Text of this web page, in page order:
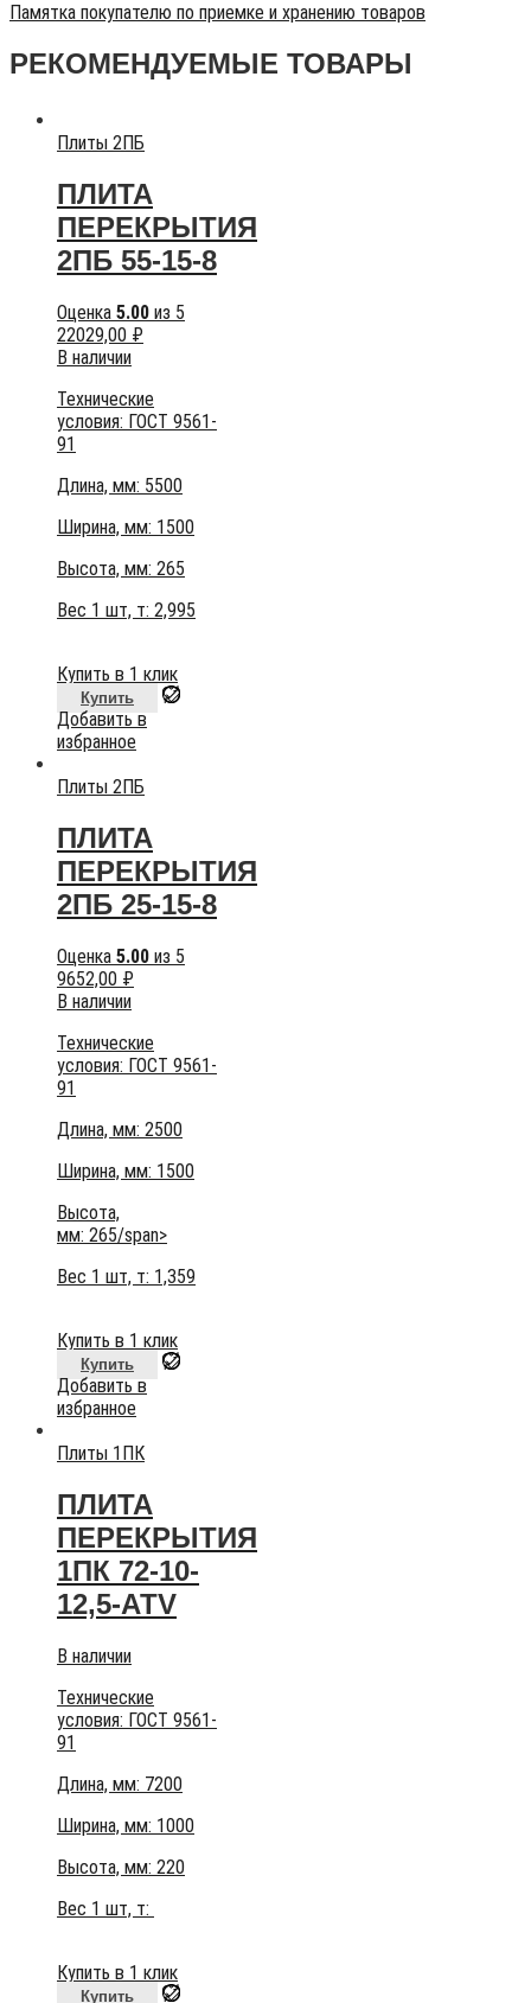
Памятка покупателю по приемке и хранению товаров
РЕКОМЕНДУЕМЫЕ ТОВАРЫ
Плиты 2ПБ
ПЛИТА
ПЕРЕКРЫТИЯ
2ПБ 55-15-8
Оценка 5.00 из 5
22029,00 ₽
В наличии
Технические
условия: ГОСТ 9561-
91
Длина, мм: 5500
Ширина, мм: 1500
Высота, мм: 265
Вес 1 шт, т: 2,995
Купить в 1 клик
Купить
Добавить в
избранное
Плиты 2ПБ
ПЛИТА
ПЕРЕКРЫТИЯ
2ПБ 25-15-8
Оценка 5.00 из 5
9652,00 ₽
В наличии
Технические
условия: ГОСТ 9561-
91
Длина, мм: 2500
Ширина, мм: 1500
Высота,
мм: 265/span>
Вес 1 шт, т: 1,359
Купить в 1 клик
Купить
Добавить в
избранное
Плиты 1ПК
ПЛИТА
ПЕРЕКРЫТИЯ
1ПК 72-10-
12,5-АТV
В наличии
Технические
условия: ГОСТ 9561-
91
Длина, мм: 7200
Ширина, мм: 1000
Высота, мм: 220
Вес 1 шт, т:
Купить в 1 клик
Купить